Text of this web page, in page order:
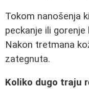
Tokom nanošenja
peckanje ili
Nakon tretmana
zategnuta.
Koliko dugo traju